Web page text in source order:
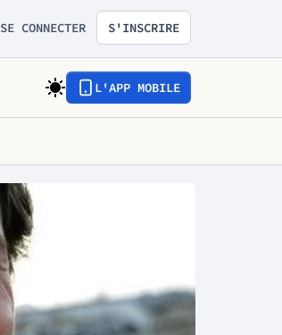
SE CONNECTER S'INSCRIRE
L'APP MOBILE